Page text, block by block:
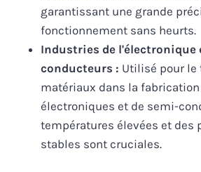
garantissant une grande
fonctionnement sans heurts.
Industries de l'électronique
conducteurs : Utilisé pour
matériaux dans la
électroniques et de semi-
températures élevées et des
stables sont cruciales.